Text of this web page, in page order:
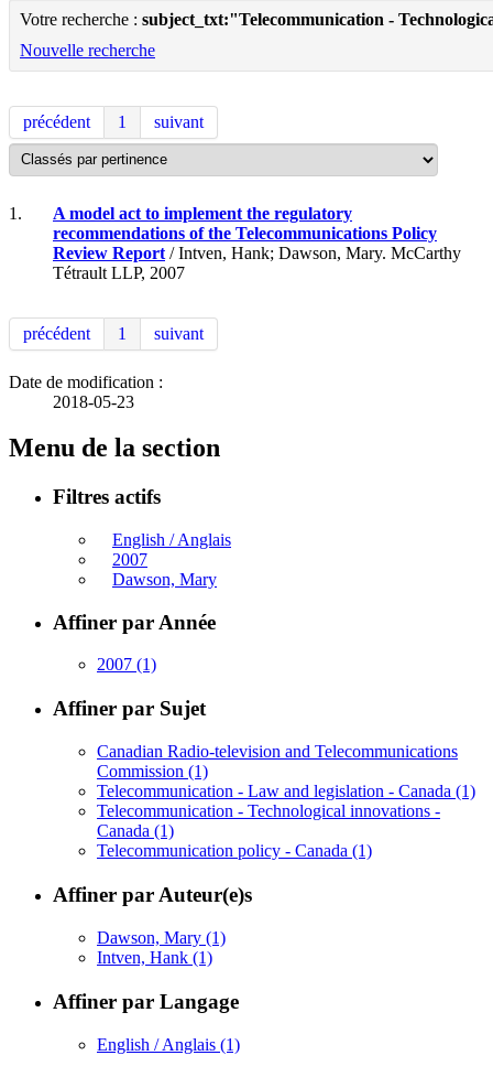
Votre recherche : subject_txt:"Telecommunication -
Nouvelle recherche
précédent 1 suivant
1.
A model act to implement the regulatory
recommendations of the Telecommunications Policy
Review Report / Intven, Hank; Dawson, Mary. McCarthy
Tétrault LLP, 2007
précédent 1 suivant
Date de modification :
2018-05-23
Menu de la section
Filtres actifs
English / Anglais
2007
Dawson, Mary
Affiner par Année
2007 (1)
Affiner par Sujet
Canadian Radio-television and Telecommunications
Commission (1)
Telecommunication - Law and legislation - Canada (1)
Telecommunication - Technological innovations -
Canada (1)
Telecommunication policy - Canada (1)
Affiner par Auteur(e)s
Dawson, Mary (1)
Intven, Hank (1)
Affiner par Langage
English / Anglais (1)